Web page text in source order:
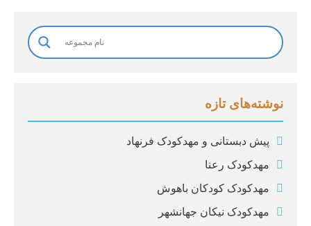
نوشته‌های تازه
پیش دبستانی و مهدکودک فرنهاد
مهدکودک رعنا
مهدکودک کودکان باهوش
مهدکودک نیکان جهانشهر